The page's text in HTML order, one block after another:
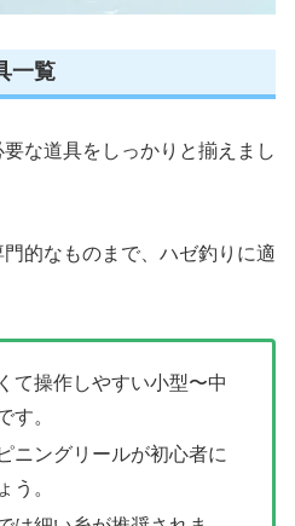
一覧
な道具をしっかりと揃えまし
的なものまで、ハゼ釣りに適
て操作しやすい小型〜中
す。
ニングリールが初心者に
う。